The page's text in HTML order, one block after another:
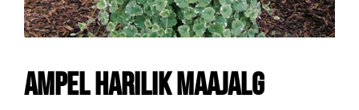
Ampel harilik maajalg